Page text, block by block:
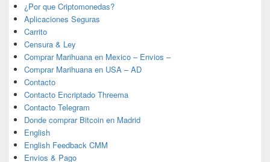
¿Por que Criptomonedas?
Aplicaciones Seguras
Carrito
Censura & Ley
Comprar Marihuana en Mexico – Envios –
Comprar Marihuana en USA – AD
Contacto
Contacto Encriptado Threema
Contacto Telegram
Donde comprar Bitcoin en Madrid
English
English Feedback CMM
Envios & Pago